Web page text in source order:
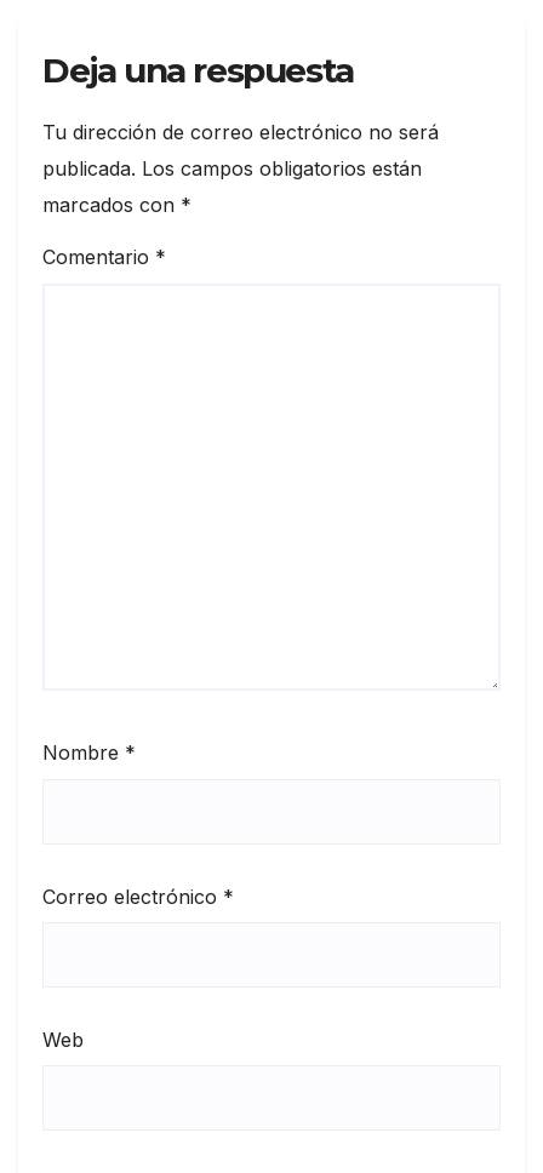
Deja una respuesta
Tu dirección de correo electrónico no será
publicada. Los campos obligatorios están
marcados con *
Comentario *
Nombre *
Correo electrónico *
Web